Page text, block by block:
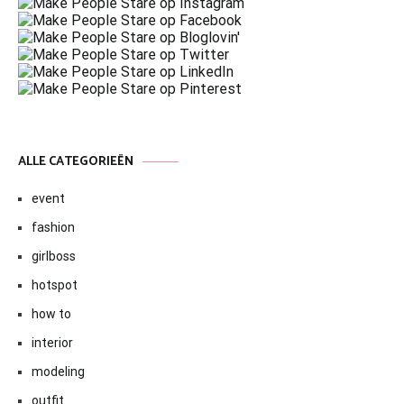
ALLE CATEGORIEËN
event
fashion
girlboss
hotspot
how to
interior
modeling
outfit